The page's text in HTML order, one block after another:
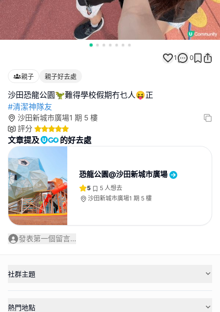
1 0
親子 親子好去處
#清潔神隊友
沙田新城市廣場1 期 5 樓
評分
文章提及 的好去處
恐龍公園@沙田新城市廣場
5 5 人想去
沙田新城市廣場1 期 5 樓
發表第一個留言...
社群主題
熱門地點